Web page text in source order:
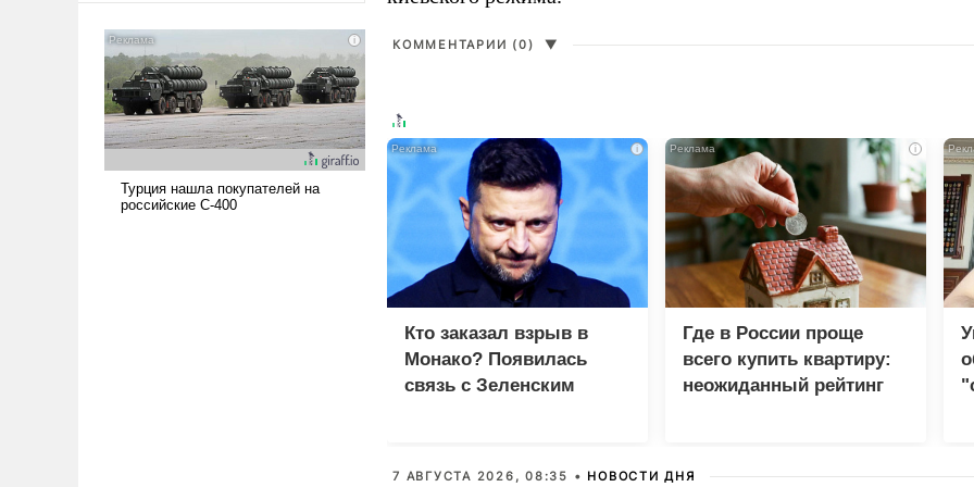
Сложившаяся ситуация
означает многолетний период
уязвимости США, например,
перед Китаем.
КОММЕНТАРИИ (0) ▼
i
Кто заказал взрыв в
Монако? Появилась
связь с Зеленским
i
Где в России проще
всего купить квартиру:
неожиданный рейтинг
7 АВГУСТА 2026, 08:35 • НОВОСТИ ДНЯ